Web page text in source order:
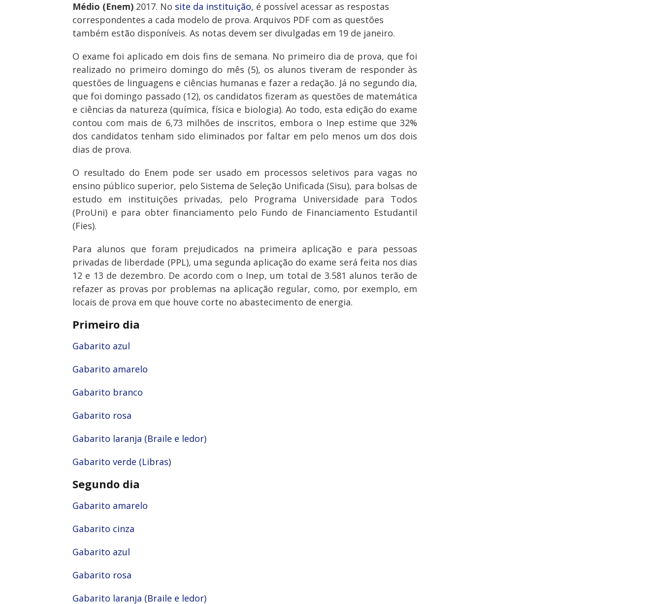
Médio (Enem) 2017. No site da instituição, é possível acessar as respostas
correspondentes a cada modelo de prova. Arquivos PDF com as questões
também estão disponíveis. As notas devem ser divulgadas em 19 de janeiro.
O exame foi aplicado em dois fins de semana. No primeiro dia de prova, que foi
realizado no primeiro domingo do mês (5), os alunos tiveram de responder às
questões de linguagens e ciências humanas e fazer a redação. Já no segundo dia,
que foi domingo passado (12), os candidatos fizeram as questões de matemática
e ciências da natureza (química, física e biologia). Ao todo, esta edição do exame
contou com mais de 6,73 milhões de inscritos, embora o Inep estime que 32%
dos candidatos tenham sido eliminados por faltar em pelo menos um dos dois
dias de prova.
O resultado do Enem pode ser usado em processos seletivos para vagas no
ensino público superior, pelo Sistema de Seleção Unificada (Sisu), para bolsas de
estudo em instituições privadas, pelo Programa Universidade para Todos
(ProUni) e para obter financiamento pelo Fundo de Financiamento Estudantil
(Fies).
Para alunos que foram prejudicados na primeira aplicação e para pessoas
privadas de liberdade (PPL), uma segunda aplicação do exame será feita nos dias
12 e 13 de dezembro. De acordo com o Inep, um total de 3.581 alunos terão de
refazer as provas por problemas na aplicação regular, como, por exemplo, em
locais de prova em que houve corte no abastecimento de energia.
Primeiro dia
Gabarito azul
Gabarito amarelo
Gabarito branco
Gabarito rosa
Gabarito laranja (Braile e ledor)
Gabarito verde (Libras)
Segundo dia
Gabarito amarelo
Gabarito cinza
Gabarito azul
Gabarito rosa
Gabarito laranja (Braile e ledor)